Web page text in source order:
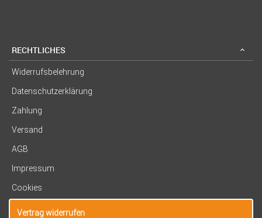
RECHTLICHES
Widerrufsbelehrung
Datenschutzerklärung
Zahlung
Versand
AGB
Impressum
Cookies
Vertrag widerrufen